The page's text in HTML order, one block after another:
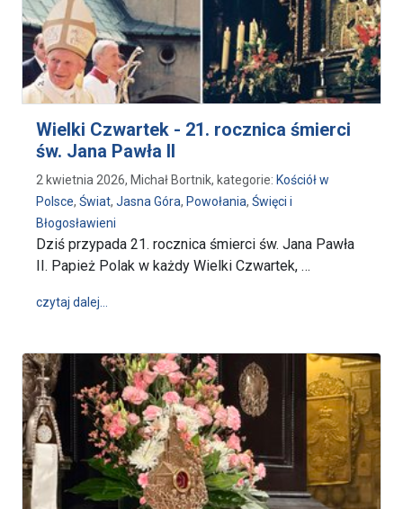
Wielki Czwartek - 21. rocznica śmierci
św. Jana Pawła II
2 kwietnia 2026, Michał Bortnik, kategorie: Kościół w
Polsce, Świat, Jasna Góra, Powołania, Święci i
Błogosławieni
Dziś przypada 21. rocznica śmierci św. Jana Pawła
II. Papież Polak w każdy Wielki Czwartek, …
czytaj dalej…